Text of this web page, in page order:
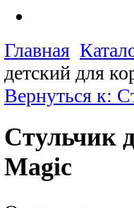
Главная
детский для
Вернуться к:
Стульчик
Magic